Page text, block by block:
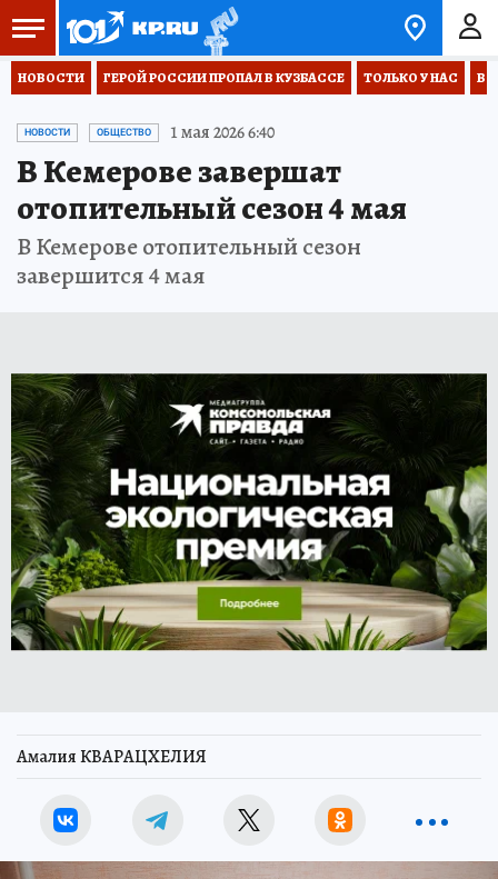
НОВОСТИ ГЕРОЙ РОССИИ ПРОПАЛ В КУЗБАССЕ ТОЛЬКО У НАС
НОВОСТИ ОБЩЕСТВО 1 мая 2026 6:40
В Кемерове завершат
отопительный сезон 4 мая
В Кемерове отопительный сезон
завершится 4 мая
Амалия КВАРАЦХЕЛИЯ